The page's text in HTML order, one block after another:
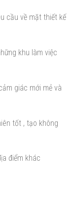
cầu về mặt thiết kế
khu làm việc
giác mới mẻ và
tốt , tạo không
điểm khác